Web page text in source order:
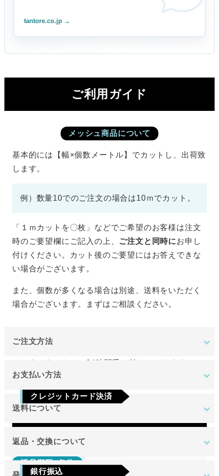
tantore.co.jp →
ご利用ガイド
メッシュ商品について
基本的には【幅×個数メートル】でカットし、出荷致
します。
例）数量10でのご注文の場合は10ｍでカット。
「１ｍカットを〇枚」などでご希望のお客様は注文
時のご要望欄にご記入の上、 ご注文と同時にお申し
付けください。カット後のご要望にはお答えできな
い場合がございます。
また、個数が多くなる場合は別途、送料をいただく
場合がございます。まずはご相談ください。
ご注文方法
インターネットにて24時間受け付けております。
日のみです。
お支払い方法
クレジットカード決済
Visa Mastercard JCB
AMEX
銀行振込
送料について
地域
東北
返品・交換について
返品期限･条件